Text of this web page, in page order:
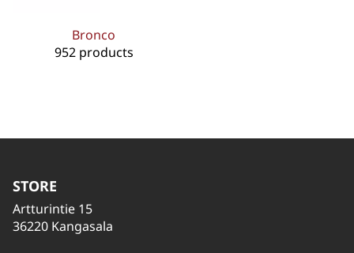
Bronco
952 products
STORE
Artturintie 15
36220 Kangasala